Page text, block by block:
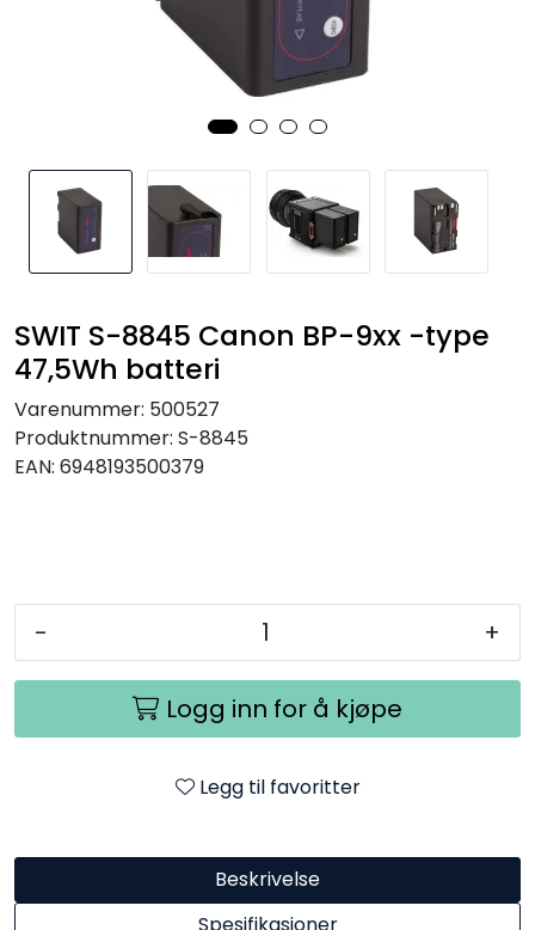
SWIT S-8845 Canon BP-9xx -type
47,5Wh batteri
Varenummer: 500527
Produktnummer: S-8845
EAN: 6948193500379
- +
Logg inn for å kjøpe
Legg til favoritter
Beskrivelse
Spesifikasjoner